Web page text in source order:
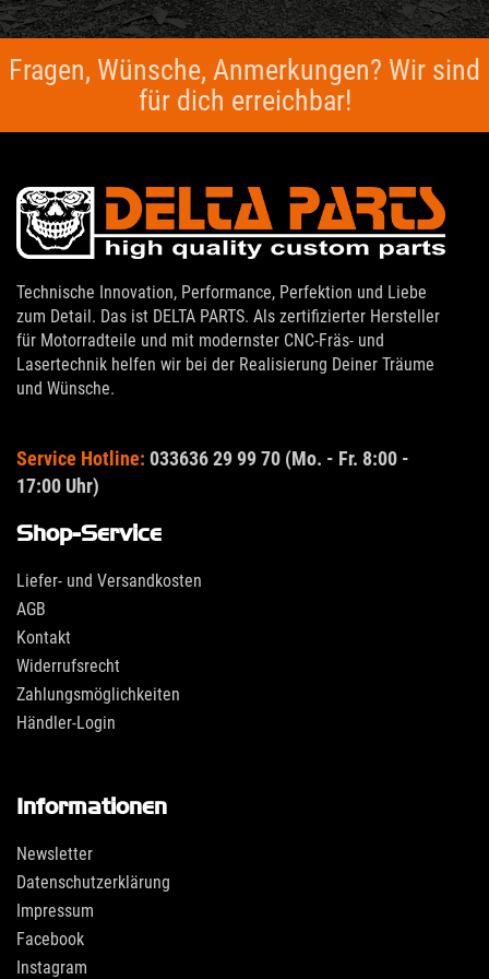
Fragen, Wünsche, Anmerkungen? Wir sind
für dich erreichbar!
Technische Innovation, Performance, Perfektion und Liebe
zum Detail. Das ist DELTA PARTS. Als zertifizierter Hersteller
für Motorradteile und mit modernster CNC-Fräs- und
Lasertechnik helfen wir bei der Realisierung Deiner Träume
und Wünsche.
Service Hotline: 033636 29 99 70 (Mo. - Fr. 8:00 -
17:00 Uhr)
Shop-Service
Liefer- und Versandkosten
AGB
Kontakt
Widerrufsrecht
Zahlungsmöglichkeiten
Händler-Login
Informationen
Newsletter
Datenschutzerklärung
Impressum
Facebook
Instagram